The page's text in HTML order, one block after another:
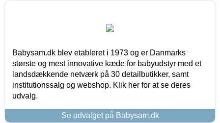
Babysam.dk blev etableret i 1973 og er Danmarks
største og mest innovative kæde for babyudstyr med et
landsdækkende netværk på 30 detailbutikker, samt
institutionssalg og webshop. Klik her for at se deres
udvalg.
Se udvalget på Babysam.dk